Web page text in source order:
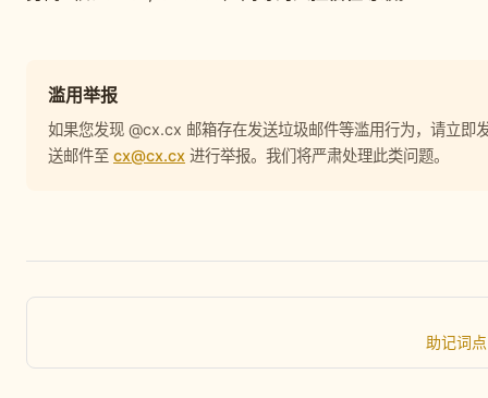
滥用举报
如果您发现 @cx.cx 邮箱存在发送垃圾邮件等滥用行为，请立即
送邮件至 cx@cx.cx 进行举报。我们将严肃处理此类问题。
助记词